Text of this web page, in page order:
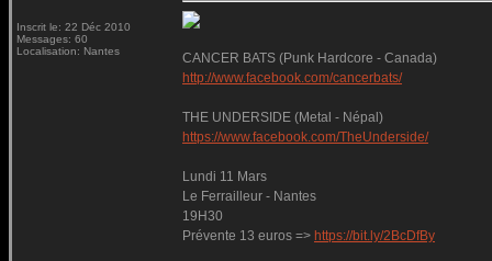
Inscrit le: 22 Déc 2010
Messages: 60
Localisation: Nantes
CANCER BATS (Punk Hardcore - Canada)
http://www.facebook.com/cancerbats/
THE UNDERSIDE (Metal - Népal)
https://www.facebook.com/TheUnderside/
Lundi 11 Mars
Le Ferrailleur - Nantes
19H30
Prévente 13 euros => https://bit.ly/2BcDfBy